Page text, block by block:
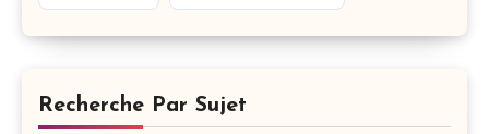
Recherche Par Sujet